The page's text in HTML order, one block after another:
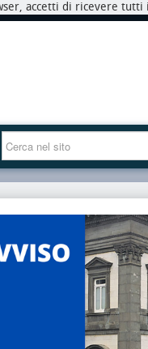
accetti di ricevere tutti